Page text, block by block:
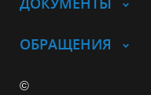
ОБРАЩЕНИЯ
©